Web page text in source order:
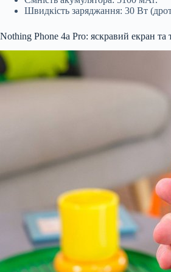
Швидкість заряджання: 30 Вт
Nothing Phone 4a Pro: яскравий екран та